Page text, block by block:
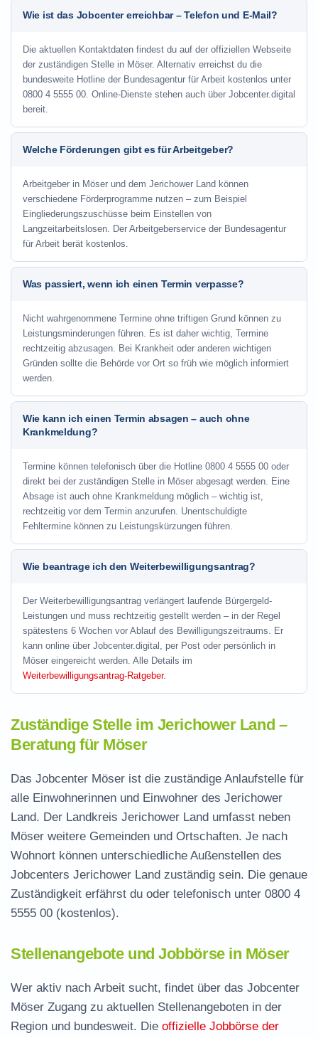
Wie ist das Jobcenter erreichbar – Telefon und E-Mail?
Die aktuellen Kontaktdaten findest du auf der offiziellen Webseite
der zuständigen Stelle in Möser. Alternativ erreichst du die
bundesweite Hotline der Bundesagentur für Arbeit kostenlos unter
0800 4 5555 00. Online-Dienste stehen auch über Jobcenter.digital
bereit.
Welche Förderungen gibt es für Arbeitgeber?
Arbeitgeber in Möser und dem Jerichower Land können
verschiedene Förderprogramme nutzen – zum Beispiel
Eingliederungszuschüsse beim Einstellen von
Langzeitarbeitslosen. Der Arbeitgeberservice der Bundesagentur
für Arbeit berät kostenlos.
Was passiert, wenn ich einen Termin verpasse?
Nicht wahrgenommene Termine ohne triftigen Grund können zu
Leistungsminderungen führen. Es ist daher wichtig, Termine
rechtzeitig abzusagen. Bei Krankheit oder anderen wichtigen
Gründen sollte die Behörde vor Ort so früh wie möglich informiert
werden.
Wie kann ich einen Termin absagen – auch ohne
Krankmeldung?
Termine können telefonisch über die Hotline 0800 4 5555 00 oder
direkt bei der zuständigen Stelle in Möser abgesagt werden. Eine
Absage ist auch ohne Krankmeldung möglich – wichtig ist,
rechtzeitig vor dem Termin anzurufen. Unentschuldigte
Fehltermine können zu Leistungskürzungen führen.
Wie beantrage ich den Weiterbewilligungsantrag?
Der Weiterbewilligungsantrag verlängert laufende Bürgergeld-
Leistungen und muss rechtzeitig gestellt werden – in der Regel
spätestens 6 Wochen vor Ablauf des Bewilligungszeitraums. Er
kann online über Jobcenter.digital, per Post oder persönlich in
Möser eingereicht werden. Alle Details im
Weiterbewilligungsantrag-Ratgeber.
Zuständige Stelle im Jerichower Land –
Beratung für Möser
Das Jobcenter Möser ist die zuständige Anlaufstelle für
alle Einwohnerinnen und Einwohner des Jerichower
Land. Der Landkreis Jerichower Land umfasst neben
Möser weitere Gemeinden und Ortschaften. Je nach
Wohnort können unterschiedliche Außenstellen des
Jobcenters Jerichower Land zuständig sein. Die genaue
Zuständigkeit erfährst du oder telefonisch unter 0800 4
5555 00 (kostenlos).
Stellenangebote und Jobbörse in Möser
Wer aktiv nach Arbeit sucht, findet über das Jobcenter
Möser Zugang zu aktuellen Stellenangeboten in der
Region und bundesweit. Die offizielle Jobbörse der